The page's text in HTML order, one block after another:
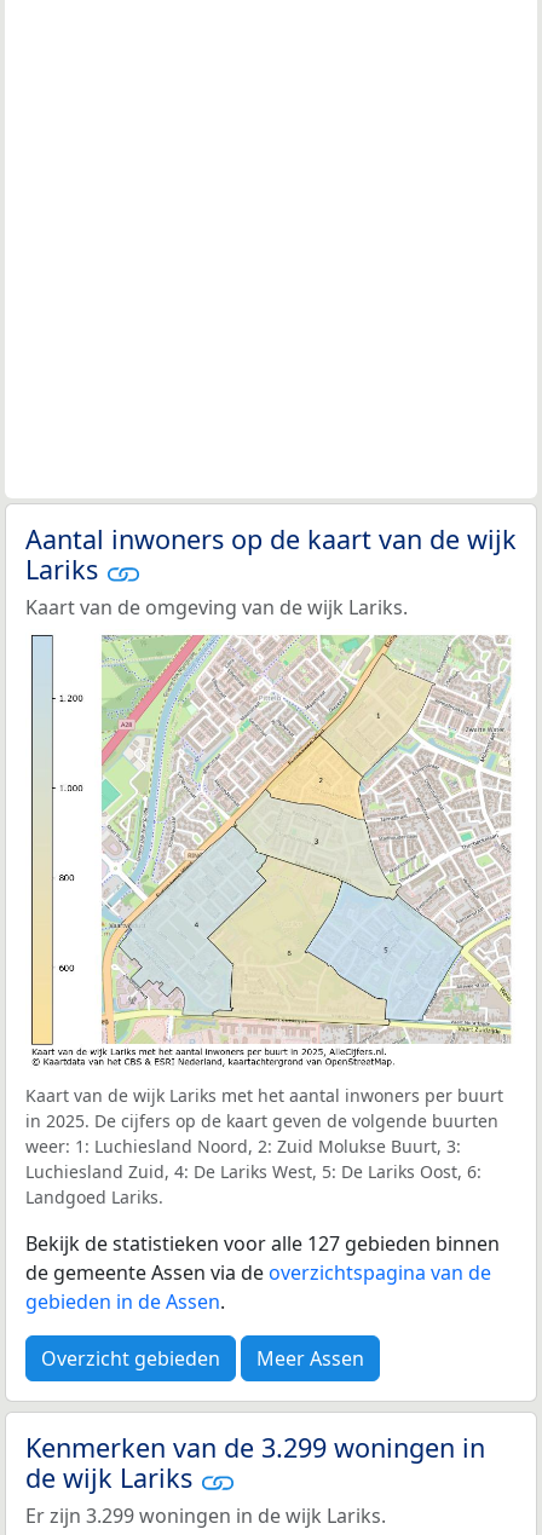
Aantal inwoners op de kaart van de wijk
Lariks
Kaart van de omgeving van de wijk Lariks.
Kaart van de wijk Lariks met het aantal inwoners per buurt
in 2025. De cijfers op de kaart geven de volgende buurten
weer: 1: Luchiesland Noord, 2: Zuid Molukse Buurt, 3:
Luchiesland Zuid, 4: De Lariks West, 5: De Lariks Oost, 6:
Landgoed Lariks.
Bekijk de statistieken voor alle 127 gebieden binnen
de gemeente Assen via deoverzichtspagina van de
gebieden in de Assen.
Overzicht gebieden Meer Assen
Kenmerken van de 3.299 woningen in
de wijk Lariks
Er zijn 3.299 woningen in de wijk Lariks.